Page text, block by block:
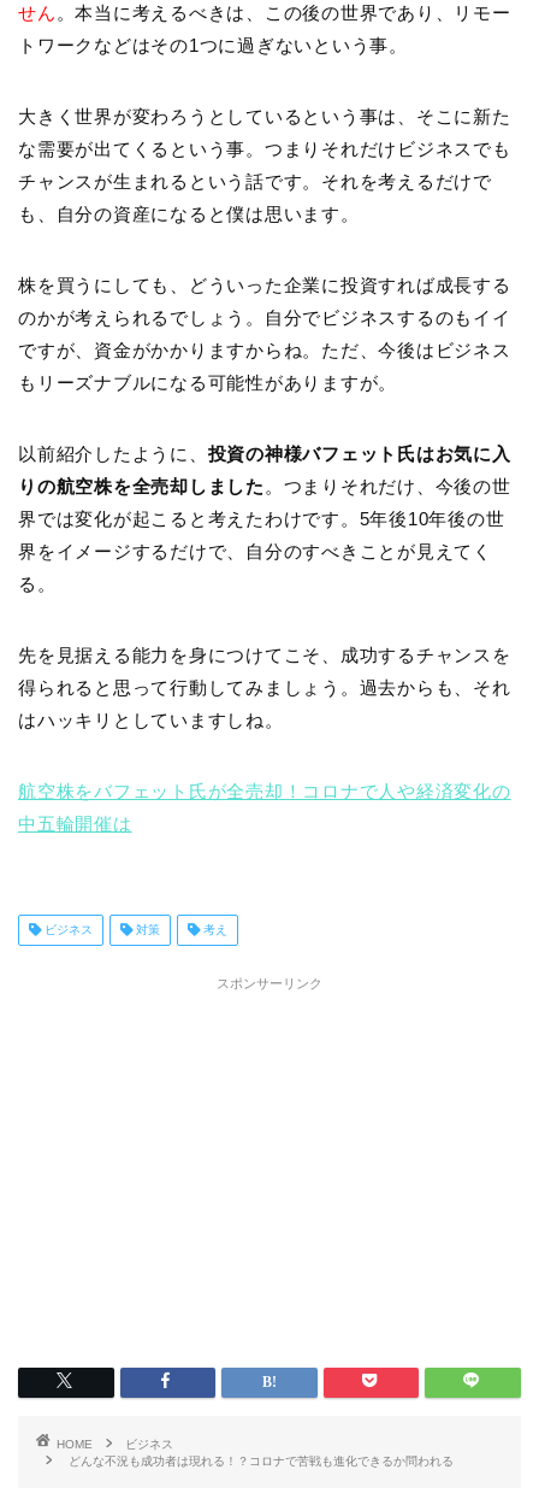
せん 。本当に考えるべきは、この後の世界であり、リモー
トワークなどはその1つに過ぎないという事。
大きく世界が変わろうとしているという事は、そこに新た
な需要が出てくるという事。つまりそれだけビジネスでも
チャンスが生まれるという話です。それを考えるだけで
も、自分の資産になると僕は思います。
株を買うにしても、どういった企業に投資すれば成長する
のかが考えられるでしょう。自分でビジネスするのもイイ
ですが、資金がかかりますからね。ただ、今後はビジネス
もリーズナブルになる可能性がありますが。
以前紹介したように、 投資の神様バフェット氏はお気に入
りの航空株を全売却しました 。つまりそれだけ、今後の世
界では変化が起こると考えたわけです。5年後10年後の世
界をイメージするだけで、自分のすべきことが見えてく
る。
先を見据える能力を身につけてこそ、成功するチャンスを
得られると思って行動してみましょう。過去からも、それ
はハッキリとしていますしね。
航空株をバフェット氏が全売却！コロナで人や経済変化の
中五輪開催は
ビジネス 対策 考え
スポンサーリンク
HOME
ビジネス
どんな不況も成功者は現れる！？コロナで苦戦も進化できるか問われる